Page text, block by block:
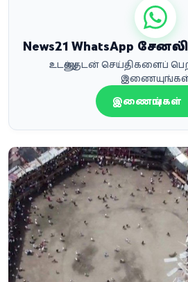
News21 WhatsApp
உடனுக்குடன் செய்திகளைப்
இணையுங்கள்